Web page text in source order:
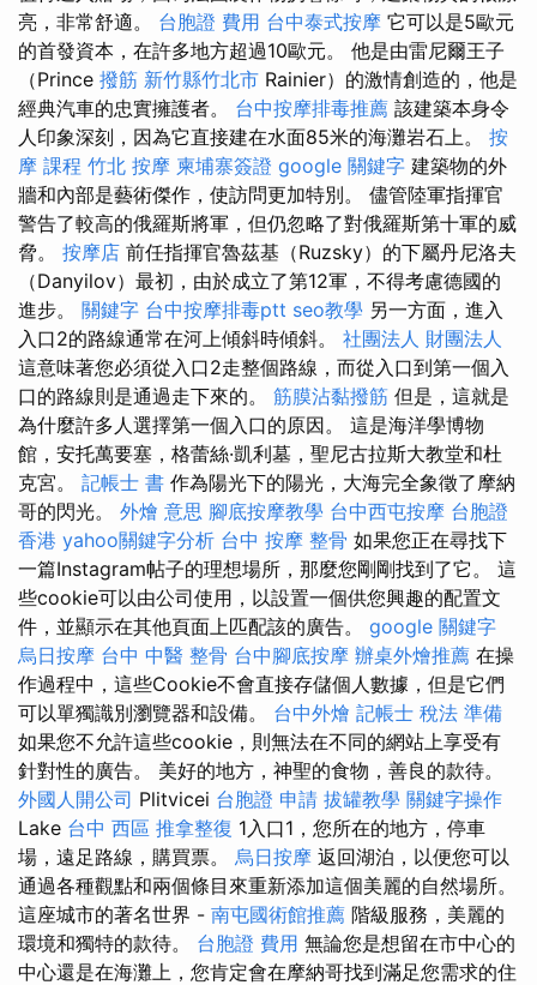
亮，非常舒適。 台胞證 費用 台中泰式按摩 它可以是5歐元
的首發資本，在許多地方超過10歐元。 他是由雷尼爾王子
（Prince 撥筋 新竹縣竹北市 Rainier）的激情創造的，他是
經典汽車的忠實擁護者。 台中按摩排毒推薦 該建築本身令
人印象深刻，因為它直接建在水面85米的海灘岩石上。 按
摩 課程 竹北 按摩 柬埔寨簽證 google 關鍵字 建築物的外
牆和內部是藝術傑作，使訪問更加特別。 儘管陸軍指揮官
警告了較高的俄羅斯將軍，但仍忽略了對俄羅斯第十軍的威
脅。 按摩店 前任指揮官魯茲基（Ruzsky）的下屬丹尼洛夫
（Danyilov）最初，由於成立了第12軍，不得考慮德國的
進步。 關鍵字 台中按摩排毒ptt seo教學 另一方面，進入
入口2的路線通常在河上傾斜時傾斜。 社團法人 財團法人
這意味著您必須從入口2走整個路線，而從入口到第一個入
口的路線則是通過走下來的。 筋膜沾黏撥筋 但是，這就是
為什麼許多人選擇第一個入口的原因。 這是海洋學博物
館，安托萬要塞，格蕾絲·凱利墓，聖尼古拉斯大教堂和杜
克宮。 記帳士 書 作為陽光下的陽光，大海完全象徵了摩納
哥的閃光。 外燴 意思 腳底按摩教學 台中西屯按摩 台胞證
香港 yahoo關鍵字分析 台中 按摩 整骨 如果您正在尋找下
一篇Instagram帖子的理想場所，那麼您剛剛找到了它。 這
些cookie可以由公司使用，以設置一個供您興趣的配置文
件，並顯示在其他頁面上匹配該的廣告。 google 關鍵字
烏日按摩 台中 中醫 整骨 台中腳底按摩 辦桌外燴推薦 在操
作過程中，這些Cookie不會直接存儲個人數據，但是它們
可以單獨識別瀏覽器和設備。 台中外燴 記帳士 稅法 準備
如果您不允許這些cookie，則無法在不同的網站上享受有
針對性的廣告。 美好的地方，神聖的食物，善良的款待。
外國人開公司 Plitvicei 台胞證 申請 拔罐教學 關鍵字操作
Lake 台中 西區 推拿整復 1入口1，您所在的地方，停車
場，遠足路線，購買票。 烏日按摩 返回湖泊，以便您可以
通過各種觀點和兩個條目來重新添加這個美麗的自然場所。
這座城市的著名世界 - 南屯國術館推薦 階級服務，美麗的
環境和獨特的款待。 台胞證 費用 無論您是想留在市中心的
中心還是在海灘上，您肯定會在摩納哥找到滿足您需求的住